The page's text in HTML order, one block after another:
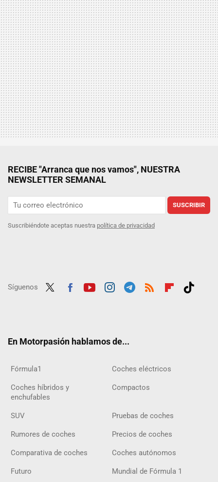
RECIBE "Arranca que nos vamos", NUESTRA
NEWSLETTER SEMANAL
SUSCRIBIR
Suscribiéndote aceptas nuestra política de privacidad
Síguenos
En Motorpasión hablamos de...
Fórmula1 Coches eléctricos
Coches híbridos y
enchufables
Compactos
SUV Pruebas de coches
Rumores de coches Precios de coches
Comparativa de coches Coches autónomos
Futuro Mundial de Fórmula 1